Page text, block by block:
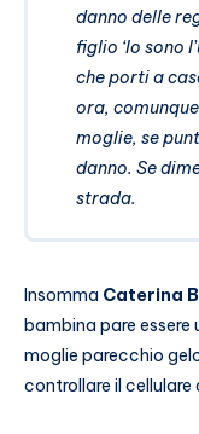
danno delle
figlio ‘Io sono
che porti a
ora,
moglie, se
danno. Se
strada.
Insomma Caterina
bambina pare
moglie parecchio
controllare il cellulare